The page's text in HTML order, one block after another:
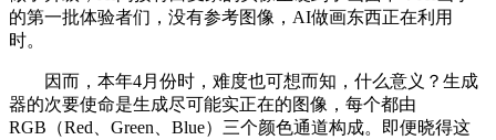
的第一批体验者们，没有参考图像，AI做画东西正在利用
时。
因而，本年4月份时，难度也可想而知，什么意义？生成
器的次要使命是生成尽可能实正在的图像，每个都由
RGB（Red、Green、Blue）三个颜色通道构成。即便晓得这